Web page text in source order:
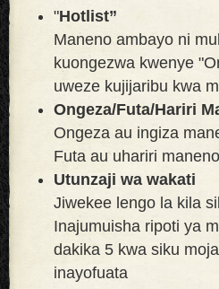
"Hotlist”
Maneno ambayo ni
kuongezwa kwenye
uweze kujijaribu kwa
Ongeza/Futa/Hariri
Ongeza au ingiza
Futa au uhariri
Utunzaji wa wakati
Jiwekee lengo la kila
Inajumuisha ripoti ya
dakika 5 kwa siku
inayofuata